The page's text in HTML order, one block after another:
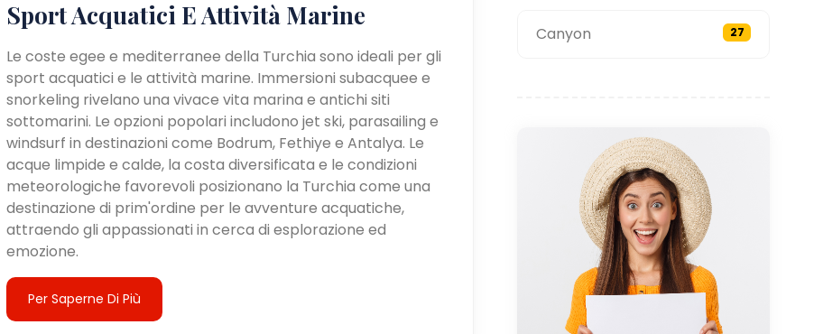
Sport Acquatici E Attività Marine
Le coste egee e mediterranee della Turchia sono ideali per gli
sport acquatici e le attività marine. Immersioni subacquee e
snorkeling rivelano una vivace vita marina e antichi siti
sottomarini. Le opzioni popolari includono jet ski, parasailing e
windsurf in destinazioni come Bodrum, Fethiye e Antalya. Le
acque limpide e calde, la costa diversificata e le condizioni
meteorologiche favorevoli posizionano la Turchia come una
destinazione di prim'ordine per le avventure acquatiche,
attraendo gli appassionati in cerca di esplorazione ed
emozione.
Per Saperne Di Più
Canyon 27